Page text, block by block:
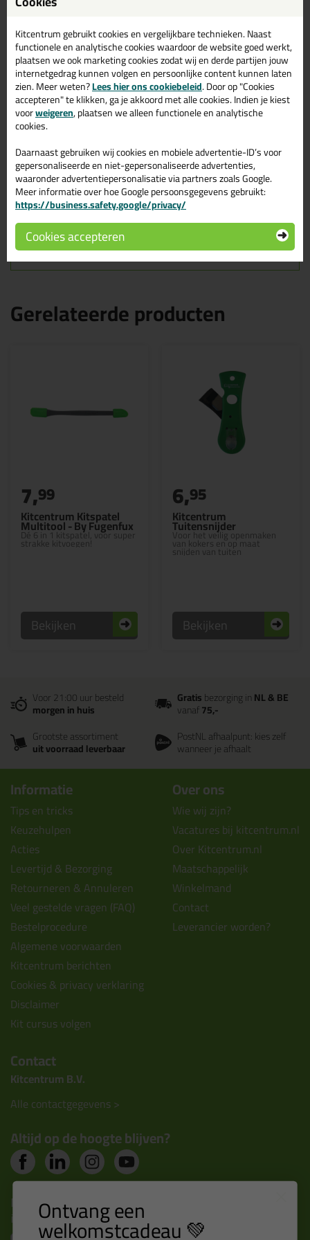
Zoek je kit in een specifieke kleur? Gevonden! Deze siliconenkit in
is te gebruiken voor verschillende toepassingen. Een duurzame
en veelzijdige kit welke makkelijk te verwerken is. Perfect als je
een bijpassende kleur zoekt met gegarandeerd een topresultaat.
Bestel de Soudal Silirub Color 300ml in kleur Parelwit RAL 1013
vandaag nog! Op voorraad en op werkdagen besteld = morgen in
huis.
Wil je meer weten over de toepassing en kenmerken van dit
product?
Tips & tricks voor Soudal Silirub Color
300ml
In de volgende blogs wordt dit product gebruikt:
De badkamer kitten? Lees hier hoe!
Hoe kit ik een (natuursteen) aanrechtblad af?
Welke kit heb ik nodig voor mijn badkamer?
Gerelateerde producten
Kitcentrum Kitspatel
Multitool - By Fugenfux
Dé 6 in 1 kitspatel, voor super
strakke kitvoegen!
7,99
Bekijken
Kitcentrum
Tuitensnijder
Voor het veilig openmaken
van kokers en op maat
snijden van tuiten
6,95
Bekijken
Voor 21:00 uur besteld
morgen in huis
Gratisbezorging inNL & BE
vanaf75,-
Grootste assortiment
uit voorraad leverbaar
PostNL afhaalpunt: kies zelf
wanneer je afhaalt
Informatie
Tips en tricks
Keuzehulpen
Acties
Levertijd & Bezorging
Retourneren & Annuleren
Veel gestelde vragen (FAQ)
Bestelprocedure
Algemene voorwaarden
Kitcentrum berichten
Cookies & privacy verklaring
Disclaimer
Kit cursus volgen
Over ons
Wie wij zijn?
Vacatures bij kitcentrum.nl
Over Kitcentrum.nl
Maatschappelijk
Winkelmand
Contact
Leverancier worden?
Contact
Kitcentrum B.V.
Alle contactgegevens >
Altijd op de hoogte blijven?
Nieuws, tips en exclusieve deals rechtstreeks in je
inbox
Kitcentrum gebruikt cookies en vergelijkbare technieken. Naast
functionele en analytische cookies waardoor de website goed werkt,
plaatsen we ook marketing cookies zodat wij en derde partijen jouw
internetgedrag kunnen volgen en persoonlijke content kunnen laten
zien. Meer weten?Lees hier ons cookiebeleid. Door op "Cookies
accepteren" te klikken, ga je akkoord met alle cookies. Indien je kiest
voorweigeren, plaatsen we alleen functionele en analytische
cookies.
Daarnaast gebruiken wij cookies en mobiele advertentie-ID’s voor
gepersonaliseerde en niet-gepersonaliseerde advertenties,
waaronder advertentiepersonalisatie via partners zoals Google.
Meer informatie over hoe Google persoonsgegevens gebruikt:
https://business.safety.google/privacy/
Cookies accepteren
Ontvang een
welkomstcadeau 💚